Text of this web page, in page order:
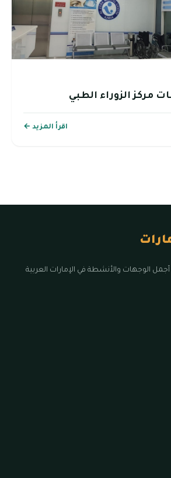
مركز الزوراء الطبي
اقرأ المزيد ←
الوجهات والأنشطة في الإمارات العربية